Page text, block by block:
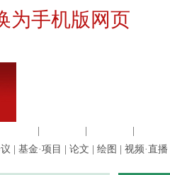
为手机版网页
基金·项目 论文 绘图 视频·直播